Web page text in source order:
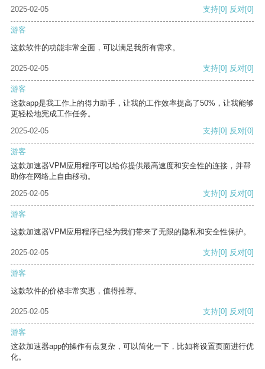
2025-02-05 支持[0] 反对[0]
游客
这款软件的功能非常全面，可以满足我所有需求。
2025-02-05 支持[0] 反对[0]
游客
这款app是我工作上的得力助手，让我的工作效率提高了50%，让我能够
更轻松地完成工作任务。
2025-02-05
支持[0] 反对[0]
游客
这款加速器VPM应用程序可以给你提供最高速度和安全性的连接，并帮
助你在网络上自由移动。
2025-02-05
支持[0] 反对[0]
游客
这款加速器VPM应用程序已经为我们带来了无限的隐私和安全性保护。
2025-02-05 支持[0] 反对[0]
游客
这款软件的价格非常实惠，值得推荐。
2025-02-05 支持[0] 反对[0]
游客
这款加速器app的操作有点复杂，可以简化一下，比如将设置页面进行优
化。